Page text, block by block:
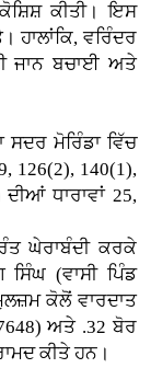
ਕੀਤੀ। ਇਸ
ਹਾਲਾਂਕਿ, ਵਰਿੰਦਰ
ਜਾਨ ਬਚਾਈ ਅਤੇ
ਮੋਰਿੰਡਾ ਵਿੱਚ
126(2), 140(1),
ਧਾਰਾਵਾਂ 25,
ਘੇਰਾਬੰਦੀ ਕਰਕੇ
(ਵਾਸੀ ਪਿੰਡ
ਕੋਲੋਂ ਵਾਰਦਾਤ
ਅਤੇ .32 ਬੋਰ
ਕੀਤੇ ਹਨ।